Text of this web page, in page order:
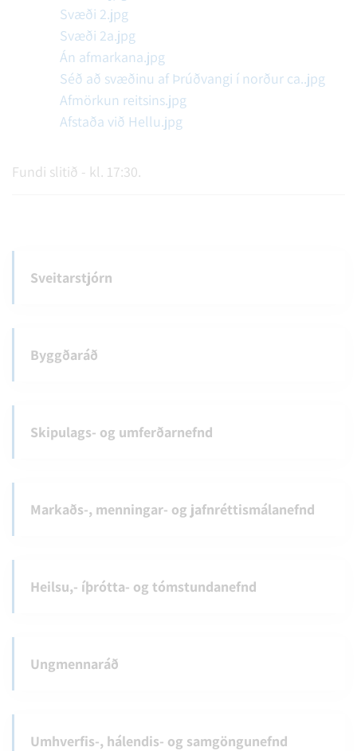
Svæði 2.jpg
Svæði 2a.jpg
Án afmarkana.jpg
Séð að svæðinu af Þrúðvangi í norður ca..jpg
Afmörkun reitsins.jpg
Afstaða við Hellu.jpg
Fundi slitið - kl. 17:30.
Sveitarstjórn
Byggðaráð
Skipulags- og umferðarnefnd
Markaðs-, menningar- og jafnréttismálanefnd
Heilsu,- íþrótta- og tómstundanefnd
Ungmennaráð
Umhverfis-, hálendis- og samgöngunefnd